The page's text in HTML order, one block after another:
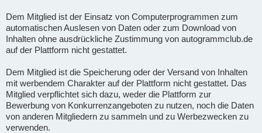
Dem Mitglied ist der Einsatz von Computerprogrammen zum
automatischen Auslesen von Daten oder zum Download von
Inhalten ohne ausdrückliche Zustimmung von autogrammclub.de
auf der Plattform nicht gestattet.
Dem Mitglied ist die Speicherung oder der Versand von Inhalten
mit werbendem Charakter auf der Plattform nicht gestattet. Das
Mitglied verpflichtet sich dazu, weder die Plattform zur
Bewerbung von Konkurrenzangeboten zu nutzen, noch die Daten
von anderen Mitgliedern zu sammeln und zu Werbezwecken zu
verwenden.